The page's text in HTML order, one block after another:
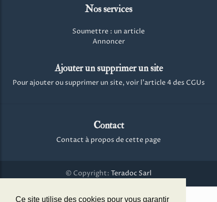
Ce site utilise des cookies pour vous garantir
Nos services
Soumettre : un article
Annoncer
Ajouter un supprimer un site
Pour ajouter ou supprimer un site, voir l'article 4 des CGUs
Contact
Contact à propos de cette page
© Copyright: Teradoc Sarl